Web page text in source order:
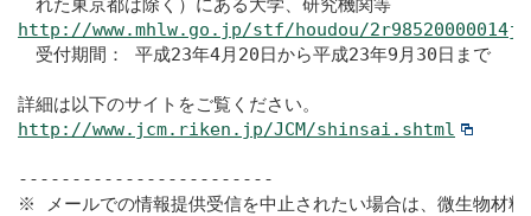
http://www.mhlw.go.jp/stf/houdou/
受付期間： 平成23年4月20日から平成23年9月30日まで
http://www.jcm.riken.jp/JCM/shinsai.shtml
------------------------
※ メールでの情報提供受信を中止されたい場合は、微生物材料